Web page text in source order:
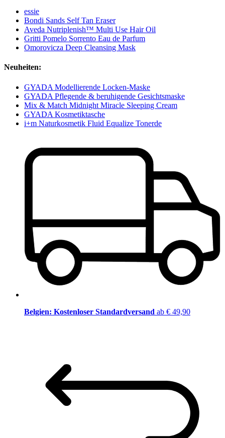
essie
Bondi Sands Self Tan Eraser
Aveda Nutriplenish™ Multi Use Hair Oil
Gritti Pomelo Sorrento Eau de Parfum
Omorovicza Deep Cleansing Mask
Neuheiten:
GYADA Modellierende Locken-Maske
GYADA Pflegende & beruhigende Gesichtsmaske
Mix & Match Midnight Miracle Sleeping Cream
GYADA Kosmetiktasche
i+m Naturkosmetik Fluid Equalize Tonerde
Belgien: Kostenloser Standardversand ab € 49,90